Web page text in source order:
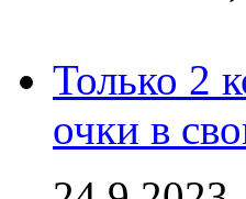
Только 2
очки в